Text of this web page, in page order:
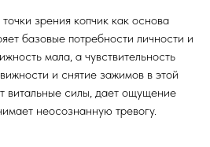
зрения копчик как основа
базовые потребности личности и
мала, а чувствительность
и снятие зажимов в этой
витальные силы, дает ощущение
неосознанную тревогу.